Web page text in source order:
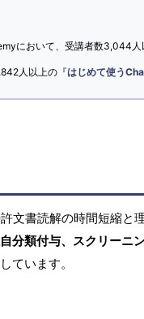
において、受講者数3,044人
人以上の『はじめて使う
文書読解の時間短縮と
分類付与、スクリーニ
ています。